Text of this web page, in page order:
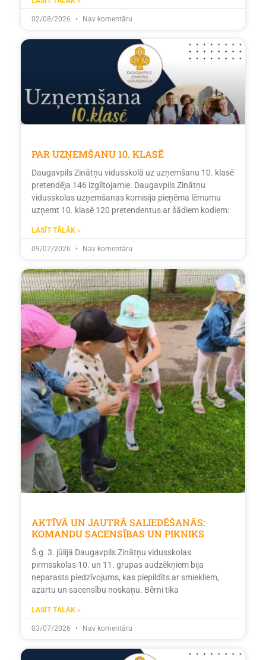
02/08/2026 Nav komentāru
PAR UZŅEMŠANU 10. KLASĒ
Daugavpils Zinātņu vidusskolā uz uzņemšanu 10. klasē
pretendēja 146 izglītojamie. Daugavpils Zinātņu
vidusskolas uzņemšanas komisija pieņēma lēmumu
uzņemt 10. klasē 120 pretendentus ar šādiem kodiem:
LASĪT TĀLĀK »
09/07/2026 Nav komentāru
AKTĪVĀ UN JAUTRĀ SALIEDĒŠANĀS:
KOMANDU SACENSĪBAS UN PIKNIKS
Š.g. 3. jūlijā Daugavpils Zinātņu vidusskolas
pirmsskolas 10. un 11. grupas audzēkņiem bija
neparasts piedzīvojums, kas piepildīts ar smiekliem,
azartu un sacensību noskaņu. Bērni tika
LASĪT TĀLĀK »
03/07/2026 Nav komentāru